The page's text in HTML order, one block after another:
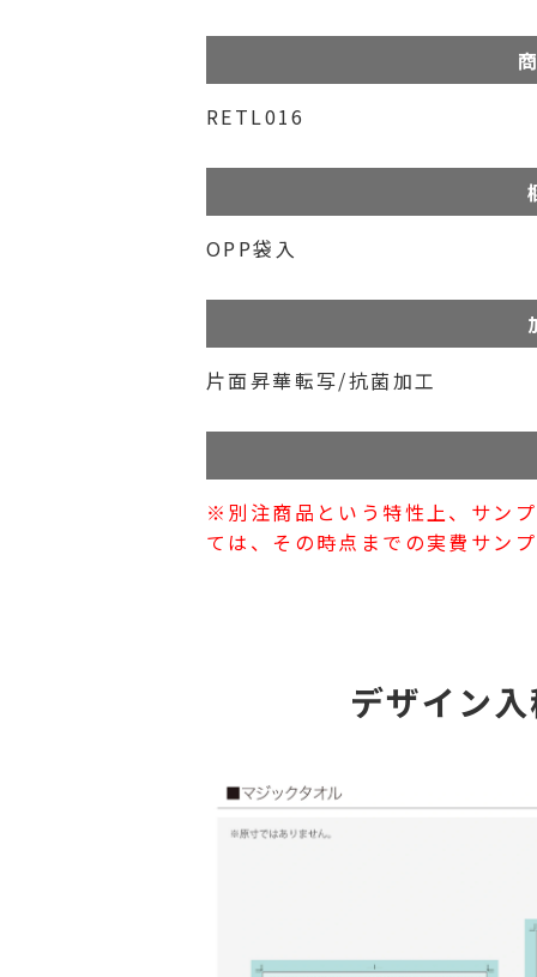
RETL016
OPP袋入
片面昇華転写/抗菌加工
※別注商品という特性上、サン
ては、その時点までの実費サン
デザイン